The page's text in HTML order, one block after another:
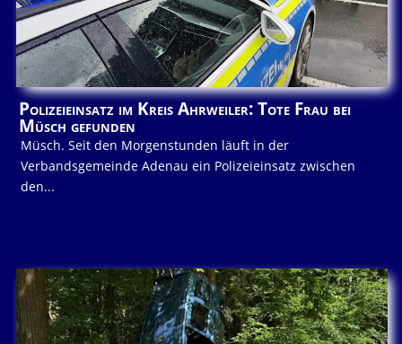
Polizeieinsatz im Kreis Ahrweiler: Tote Frau bei
Müsch gefunden
Müsch. Seit den Morgenstunden läuft in der
Verbandsgemeinde Adenau ein Polizeieinsatz zwischen
den...